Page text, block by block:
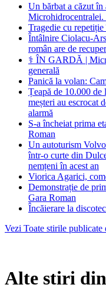
Un bărbat a căzut
Microhidrocentralei.
Tragedie cu
Întâlnire Ciolacu-
român are de
⚕️ ÎN GARDĂ |
generală
Panică la volan:
Țeapă de 10.000
meșteri au escrocat
alarmă
S-a încheiat prima
Roman
Un autoturism
într-o curte din
nemțeni în acest an
Viorica Agarici,
Demonstrație de
Gara Roman
Încăierare la
Vezi Toate stirile publicate
Alte stiri